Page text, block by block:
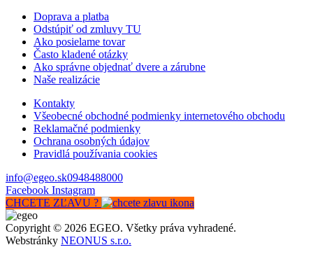
Doprava a platba
Odstúpiť od zmluvy TU
Ako posielame tovar
Často kladené otázky
Ako správne objednať dvere a zárubne
Naše realizácie
Kontakty
Všeobecné obchodné podmienky internetového obchodu
Reklamačné podmienky
Ochrana osobných údajov
Pravidlá používania cookies
info@egeo.sk0948488000
Facebook Instagram
CHCETE ZĽAVU ?
Copyright © 2026 EGEO. Všetky práva vyhradené.
Webstránky NEONUS s.r.o.